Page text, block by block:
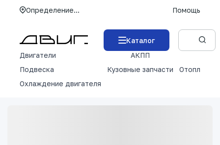
Определение... Помощь
Каталог
Двигатели
АКПП
Подвеска
Кузовные запчасти
Отопление
Охлаждение двигателя